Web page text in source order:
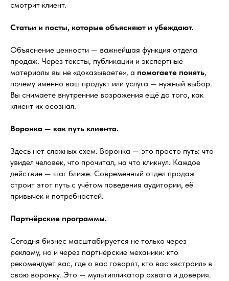
смотрит клиент.
Статьи и посты, которые объясняют и убеждают.
Объяснение ценности — важнейшая функция отдела
продаж. Через тексты, публикации и экспертные
материалы вы не «доказываете», а помогаете понять,
почему именно ваш продукт или услуга — нужный выбор.
Вы снимаете внутренние возражения ещё до того, как
клиент их осознал.
Воронка — как путь клиента.
Здесь нет сложных схем. Воронка — это просто путь: что
увидел человек, что прочитал, на что кликнул. Каждое
действие — шаг ближе. Современный отдел продаж
строит этот путь с учётом поведения аудитории, её
привычек и потребностей.
Партнёрские программы.
Сегодня бизнес масштабируется не только через
рекламу, но и через партнёрские механики: кто
рекомендует вас, где о вас говорят, кто вас «встроил» в
свою воронку. Это — мультипликатор охвата и доверия.